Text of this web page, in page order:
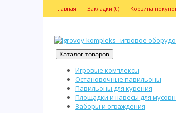
Главная Закладки (0) Корзина
Каталог товаров
Игровые комплексы
Остановочные павильоны
Павильоны для курения
Площадки и навесы для
Заборы и ограждения